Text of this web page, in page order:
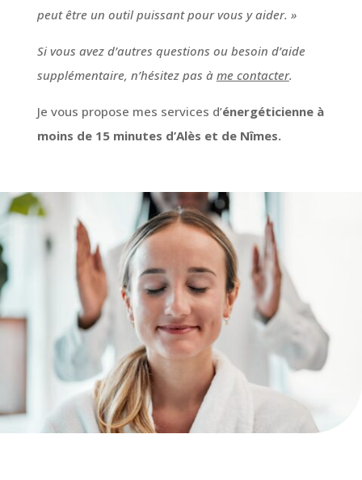
peut être un outil puissant pour vous y aider. »
Si vous avez d’autres questions ou besoin d’aide
supplémentaire, n’hésitez pas à me contacter.
Je vous propose mes services d’énergéticienne à
moins de 15 minutes d’Alès et de Nîmes.